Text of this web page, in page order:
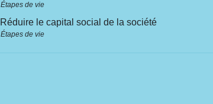
Étapes de vie
Réduire le capital social de la société
Étapes de vie